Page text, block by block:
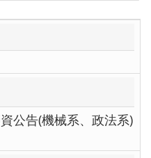
公告(機械系、政法系)